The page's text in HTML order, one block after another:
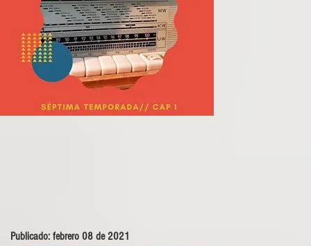
Publicado: febrero 08 de 2021